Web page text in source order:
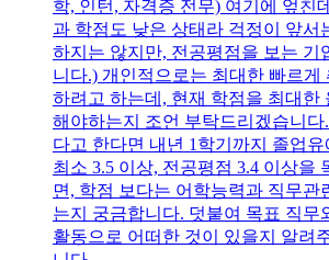
학, 인턴, 자격증 전무) 여기에 엎친
과 학점도 낮은 상태라 걱정이 앞서
하지는 않지만, 전공평점을 보는 기
니다.) 개인적으로는 최대한 빠르게
하려고 하는데, 현재 학점을 최대한
해야하는지 조언 부탁드리겠습니다
다고 한다면 내년 1학기까지 졸업
최소 3.5 이상, 전공평점 3.4 이상을
면, 학점 보다는 어학능력과 직무관
는지 궁금합니다. 덧붙여 목표 직무
활동으로 어떠한 것이 있을지 알려